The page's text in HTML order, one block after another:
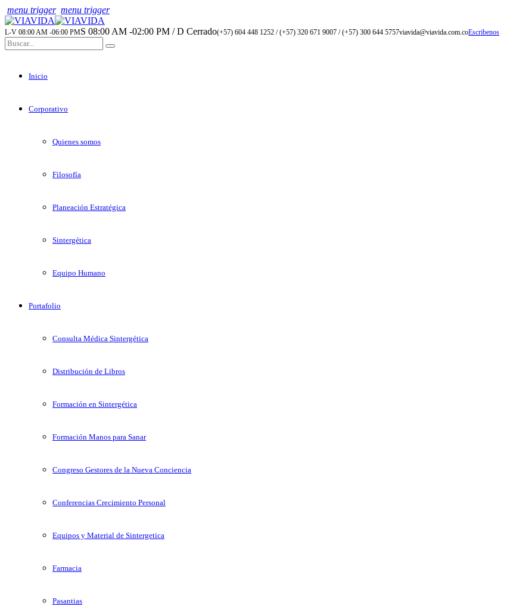
menu trigger menu trigger
L-V 08:00 AM -06:00 PMS 08:00 AM -02:00 PM / D Cerrado(+57) 604 448 1252 / (+57) 320 671 9007 / (+57) 300 644 5757viavida@viavida.com.coEscribenos
Inicio
Corporativo
Quienes somos
Filosofía
Planeación Estratégica
Sintergética
Equipo Humano
Portafolio
Consulta Médica Sintergética
Distribución de Libros
Formación en Sintergética
Formación Manos para Sanar
Congreso Gestores de la Nueva Conciencia
Conferencias Crecimiento Personal
Equipos y Material de Sintergetica
Farmacia
Pasantias